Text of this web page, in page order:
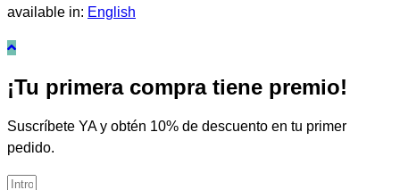
available in: English
¡Tu primera compra tiene premio!
Suscríbete YA y obtén 10% de descuento en tu primer
pedido.